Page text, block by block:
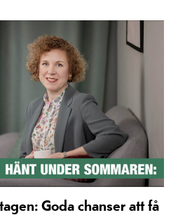
Goda chanser att få